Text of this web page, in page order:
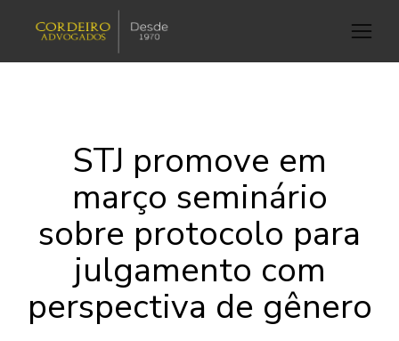
STJ promove em
março seminário
sobre protocolo para
julgamento com
perspectiva de gênero